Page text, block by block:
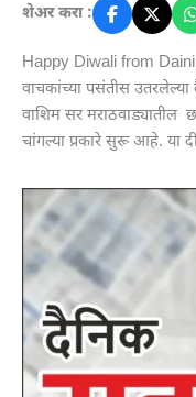
शेअर करा :
Happy Diwali from
वाचकांच्या पसंतीस
वाशिम सर मराठवाड्यातील
चांगल्या प्रकारे सुरू आहे. या